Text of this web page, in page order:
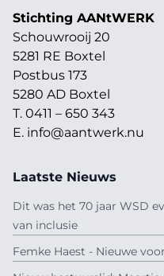
Stichting AANtWERK
Schouwrooij 20
5281 RE Boxtel
Postbus 173
5280 AD Boxtel
T. 0411 – 650 343
E. info@aantwerk.nu
Laatste Nieuws
Dit was het 70 jaar WSD
van inclusie
Femke Haest - Nieuwe